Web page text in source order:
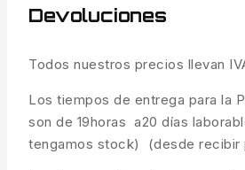
Devoluciones
Todos nuestros precios llevan
Los tiempos de entrega para la
son de 19horas a20 días
tengamos stock) (desde recibir